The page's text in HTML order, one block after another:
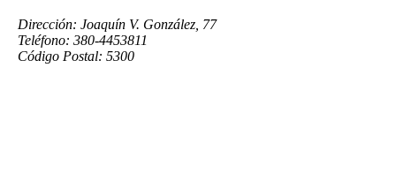
Dirección: Joaquín V. González, 77
Teléfono: 380-4453811
Código Postal: 5300